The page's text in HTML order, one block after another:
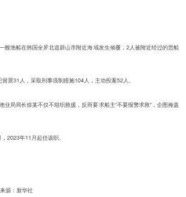
渔船在韩国全罗北道群山市附近海域发生倾覆，2人被附近经过的货船
置31人，采取刑事强制措施104人，主动投案52人。
局局长徐某不仅不组织救援，反而要求船主“不要报警求救”，企图掩盖
2023年11月起任该职。
源：新华社